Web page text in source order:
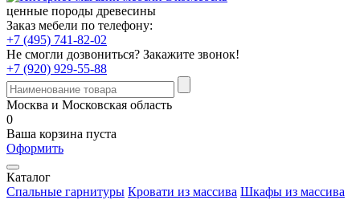
ценные породы древесины
Заказ мебели по телефону:
+7 (495) 741-82-02
Не смогли дозвониться? Закажите звонок!
+7 (920) 929-55-88
Москва и Московская область
0
Ваша корзина пуста
Оформить
Каталог
Спальные гарнитуры Кровати из массива Шкафы из массива